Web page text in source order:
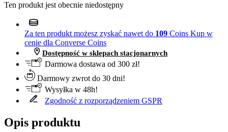
Ten produkt jest obecnie niedostępny
Za ten produkt możesz zyskać nawet do 109 Coins Kup w
cenie dla Converse Coins
Dostępność w sklepach stacjonarnych
Darmowa dostawa od 300 zł!
Darmowy zwrot do 30 dni!
Wysyłka w 48h!
Zgodność z rozporządzeniem GSPR
Opis produktu